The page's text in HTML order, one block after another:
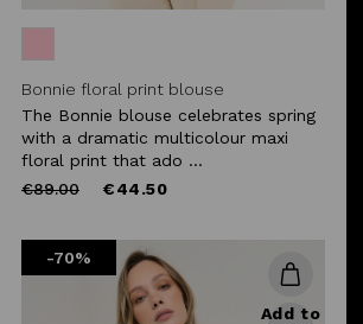
Bonnie floral print blouse
The Bonnie blouse celebrates spring
with a dramatic multicolour maxi
floral print that ado ...
Price
€89.00to €44.50
-70%
Add to